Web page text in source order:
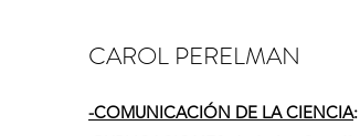
CAROL PERELMAN
-COMUNICACIÓN DE LA CIENCIA